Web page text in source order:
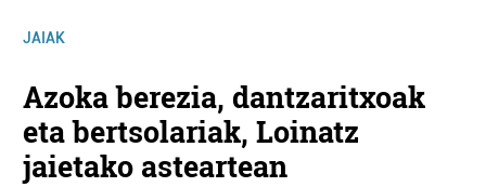
JAIAK
Azoka berezia, dantzaritxoak
eta bertsolariak, Loinatz
jaietako asteartean